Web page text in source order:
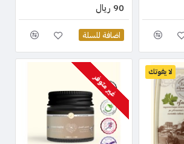
90 ريال
اضافة للسلة
لا يفوتك
غير متوفر